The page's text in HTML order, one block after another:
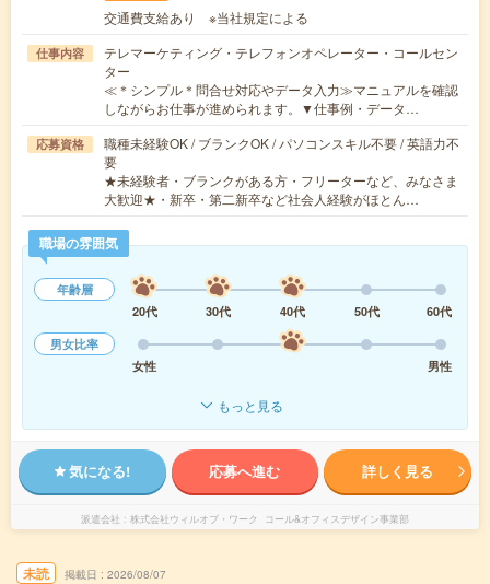
交通費支給あり ※当社規定による
仕事内容
テレマーケティング・テレフォンオペレーター・コールセン
ター
≪＊シンプル＊問合せ対応やデータ入力≫マニュアルを確認
しながらお仕事が進められます。▼仕事例・データ…
応募資格
職種未経験OK / ブランクOK / パソコンスキル不要 / 英語力不
要
★未経験者・ブランクがある方・フリーターなど、みなさま
大歓迎★・新卒・第二新卒など社会人経験がほとん…
職場の雰囲気
年齢層
20代
30代 40代 50代
60代
男女比率
女性
男性
もっと見る
気になる! 応募へ進む 詳しく見る
派遣会社 株式会社ウィルオブ・ワーク コール&オフィスデザイン事業部
未読 掲載日 2026/08/07